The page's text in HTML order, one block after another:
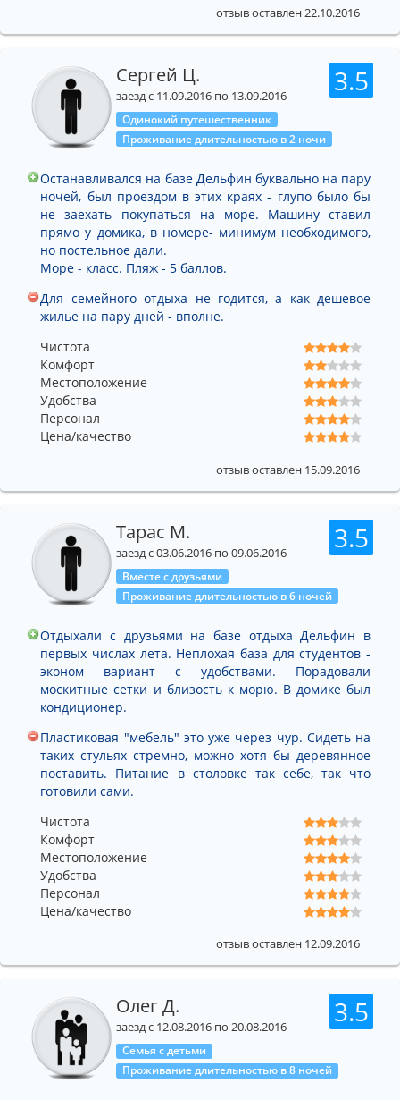
отзыв оставлен 22.10.2016
3.5
Сергей Ц.
заезд с 11.09.2016 по 13.09.2016
Одинокий путешественник
Проживание длительностью в 2 ночи
Останавливался на базе Дельфин буквально на пару
ночей, был проездом в этих краях - глупо было бы
не заехать покупаться на море. Машину ставил
прямо у домика, в номере- минимум необходимого,
но постельное дали.
Море - класс. Пляж - 5 баллов.
Для семейного отдыха не годится, а как дешевое
жилье на пару дней - вполне.
Чистота
Комфорт
Местоположение
Удобства
Персонал
Цена/качество
отзыв оставлен 15.09.2016
3.5
Тарас М.
заезд с 03.06.2016 по 09.06.2016
Вместе с друзьями
Проживание длительностью в 6 ночей
Отдыхали с друзьями на базе отдыха Дельфин в
первых числах лета. Неплохая база для студентов -
эконом вариант с удобствами. Порадовали
москитные сетки и близость к морю. В домике был
кондиционер.
Пластиковая "мебель" это уже через чур. Сидеть на
таких стульях стремно, можно хотя бы деревянное
поставить. Питание в столовке так себе, так что
готовили сами.
Чистота
Комфорт
Местоположение
Удобства
Персонал
Цена/качество
отзыв оставлен 12.09.2016
3.5
Олег Д.
заезд с 12.08.2016 по 20.08.2016
Семья с детьми
Проживание длительностью в 8 ночей